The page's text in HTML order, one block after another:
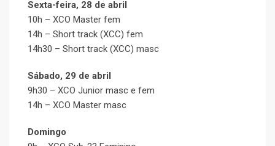
Sexta-feira, 28 de abril
10h – XCO Master fem
14h – Short track (XCC) fem
14h30 – Short track (XCC) masc
Sábado, 29 de abril
9h30 – XCO Junior masc e fem
14h – XCO Master masc
Domingo